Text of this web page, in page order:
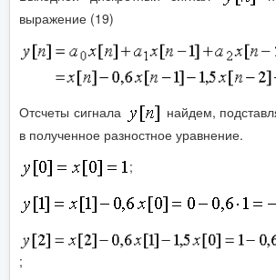
выражение (19)
Отсчеты сигнала
найдем,
в полученное разностное уравнение.
;
;